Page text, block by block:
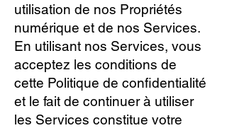
utilisation de nos Propriétés
numérique et de nos Services.
En utilisant nos Services, vous
acceptez les conditions de
cette Politique de confidentialité
et le fait de continuer à utiliser
les Services constitue votre